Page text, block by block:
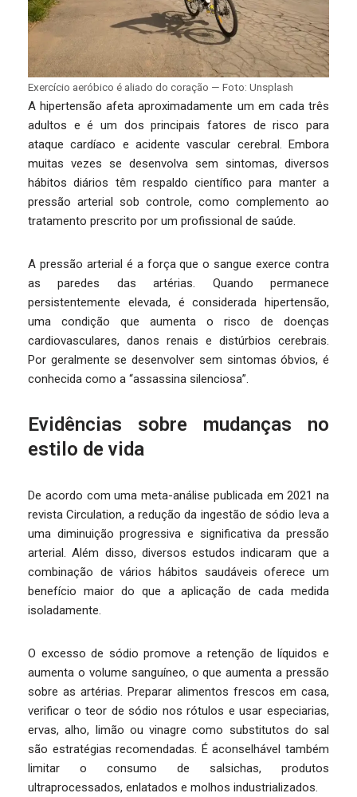
Exercício aeróbico é aliado do coração — Foto: Unsplash
A hipertensão afeta aproximadamente um em cada três
adultos e é um dos principais fatores de risco para
ataque cardíaco e acidente vascular cerebral. Embora
muitas vezes se desenvolva sem sintomas, diversos
hábitos diários têm respaldo científico para manter a
pressão arterial sob controle, como complemento ao
tratamento prescrito por um profissional de saúde.
A pressão arterial é a força que o sangue exerce contra
as paredes das artérias. Quando permanece
persistentemente elevada, é considerada hipertensão,
uma condição que aumenta o risco de doenças
cardiovasculares, danos renais e distúrbios cerebrais.
Por geralmente se desenvolver sem sintomas óbvios, é
conhecida como a “assassina silenciosa”.
Evidências sobre mudanças no
estilo de vida
De acordo com uma meta-análise publicada em 2021 na
revista Circulation, a redução da ingestão de sódio leva a
uma diminuição progressiva e significativa da pressão
arterial. Além disso, diversos estudos indicaram que a
combinação de vários hábitos saudáveis ​​oferece um
benefício maior do que a aplicação de cada medida
isoladamente.
O excesso de sódio promove a retenção de líquidos e
aumenta o volume sanguíneo, o que aumenta a pressão
sobre as artérias. Preparar alimentos frescos em casa,
verificar o teor de sódio nos rótulos e usar especiarias,
ervas, alho, limão ou vinagre como substitutos do sal
são estratégias recomendadas. É aconselhável também
limitar o consumo de salsichas, produtos
ultraprocessados, enlatados e molhos industrializados.